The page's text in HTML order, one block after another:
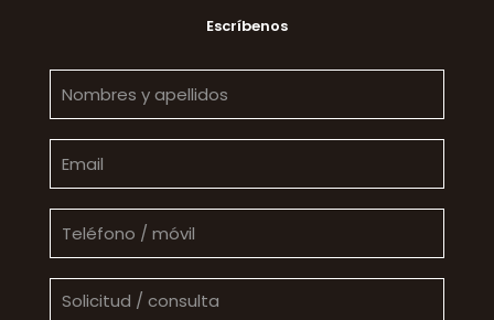
Escríbenos